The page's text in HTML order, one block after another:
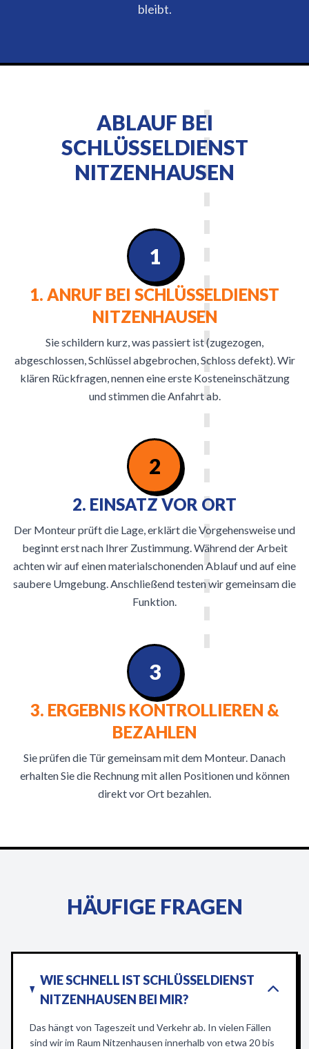
bleibt.
ABLAUF BEI
SCHLÜSSELDIENST
NITZENHAUSEN
1. ANRUF BEI SCHLÜSSELDIENST
NITZENHAUSEN
Sie schildern kurz, was passiert ist (zugezogen,
abgeschlossen, Schlüssel abgebrochen, Schloss defekt). Wir
klären Rückfragen, nennen eine erste Kosteneinschätzung
und stimmen die Anfahrt ab.
1
2
2. EINSATZ VOR ORT
Der Monteur prüft die Lage, erklärt die Vorgehensweise und
beginnt erst nach Ihrer Zustimmung. Während der Arbeit
achten wir auf einen materialschonenden Ablauf und auf eine
saubere Umgebung. Anschließend testen wir gemeinsam die
Funktion.
3. ERGEBNIS KONTROLLIEREN &
BEZAHLEN
Sie prüfen die Tür gemeinsam mit dem Monteur. Danach
erhalten Sie die Rechnung mit allen Positionen und können
direkt vor Ort bezahlen.
3
HÄUFIGE FRAGEN
WIE SCHNELL IST SCHLÜSSELDIENST
NITZENHAUSEN BEI MIR?
Das hängt von Tageszeit und Verkehr ab. In vielen Fällen
sind wir im Raum Nitzenhausen innerhalb von etwa 20 bis